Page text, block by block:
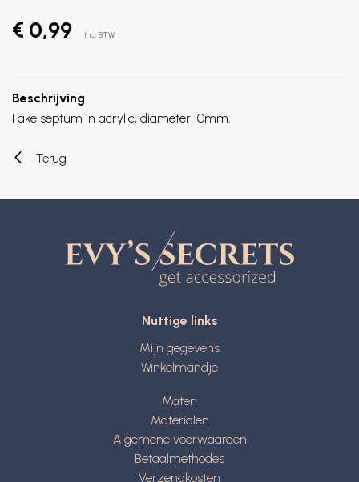
€ 0,99 Incl. BTW
Beschrijving
Fake septum in acrylic, diameter 10mm.
Terug
Nuttige links
Mijn gegevens
Winkelmandje
Maten
Materialen
Algemene voorwaarden
Betaalmethodes
Verzendkosten